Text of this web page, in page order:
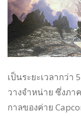
เป็นระยะเวลากว่า
วางจำหน่าย ซึ่งภา
กาลของค่าย